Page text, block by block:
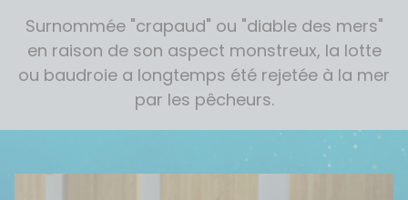
Surnommée "crapaud" ou "diable des mers"
en raison de son aspect monstreux, la lotte
ou baudroie a longtemps été rejetée à la mer
par les pêcheurs.